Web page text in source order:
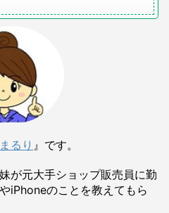
まるり 』です。
が元大手ショップ販売員に勤
iPhoneのことを教えてもら